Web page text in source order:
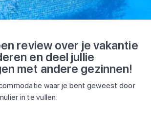
review over je vakantie
en deel jullie
met andere gezinnen!
waar je bent geweest door
in te vullen.